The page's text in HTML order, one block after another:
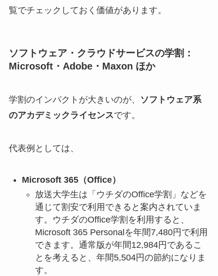
覧でチェックしておく価値があります。
ソフトウェア・クラウドサービスの学割：
Microsoft・Adobe・Maxon ほか
学割のインパクトが大きいのが、
ソフトウェア系
のアカデミックライセンスです。
代表例としては、
Microsoft 365（Office）
放送大学生は「ウチダのOffice学割」などを
通じて割安で利用できると案内されていま
す。ウチダのOffice学割を利用すると、
Microsoft 365 Personalを年間7,480円で利用
できます。通常版が年間12,984円であるこ
とを考えると、年間5,504円の節約になりま
す。